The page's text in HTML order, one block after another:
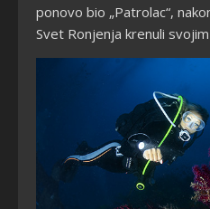
ponovo bio „Patrolac“,
Svet Ronjenja krenuli svojim